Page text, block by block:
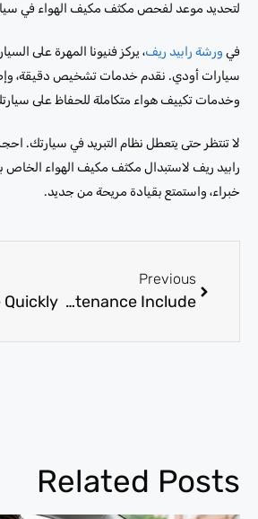
لتحديد موعد لفحص مكثف مكيف الهواء في
في ورشة رابيد ريف، يركز فنيونا المهرة على
سيارات أودي. نقدم خدمات تشخيص دقيقة،
وخدمات تكييف هواء متكاملة للحفاظ على
لا تنتظر حتى يتعطل نظام التبريد في سيارتك.
رابيد ريف لاستبدال مكثف مكيف الهواء الخاص
خبراء، واستمتع بقيادة مريحة من جديد.
Previous
Audi ac services: What Does Annual Maintenance Include?
Related Posts